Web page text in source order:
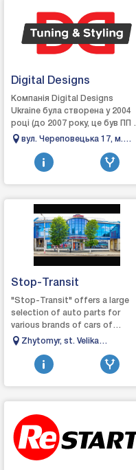
Digital Designs
Компанія Digital Designs
Ukraine була створена у 2004
році (до 2007 року, це був ПП –
роздрібна торгівля
аксесуарами для тюнінг...
вул. Череповецька 17, м.
Чернівці
Stop-Transit
"Stop-Transit" offers a large
selection of auto parts for
various brands of cars of
domestic and foreign
started its work i...
Zhytomyr, st. Velika
Berdychivska, 20